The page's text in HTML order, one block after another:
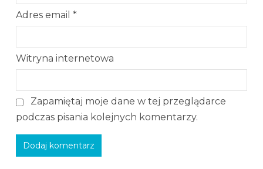
Adres email *
Witryna internetowa
Zapamiętaj moje dane w tej przeglądarce
podczas pisania kolejnych komentarzy.